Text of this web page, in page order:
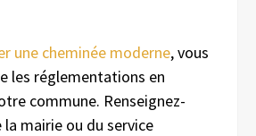
une cheminée moderne, vous
les réglementations en
commune. Renseignez-
la mairie ou du service